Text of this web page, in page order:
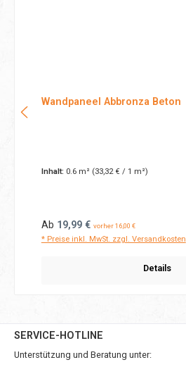
Wandpaneel Abbronza Beton
Inhalt: 0.6 m² (33,32 € / 1 m²)
Regulärer Preis:
Ab 19,99 € vorher 16,00 €
* Preise inkl. MwSt. zzgl. Versandkosten
Details
SERVICE-HOTLINE
Unterstützung und Beratung unter: